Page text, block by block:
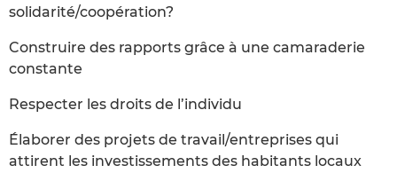
solidarité/coopération?
Construire des rapports grâce à une camaraderie
constante
Respecter les droits de l’individu
Élaborer des projets de travail/entreprises qui
attirent les investissements des habitants locaux